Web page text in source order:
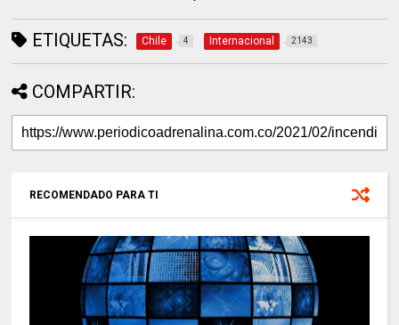
ETIQUETAS: Chile 4 Internacional 2143
COMPARTIR:
RECOMENDADO PARA TI